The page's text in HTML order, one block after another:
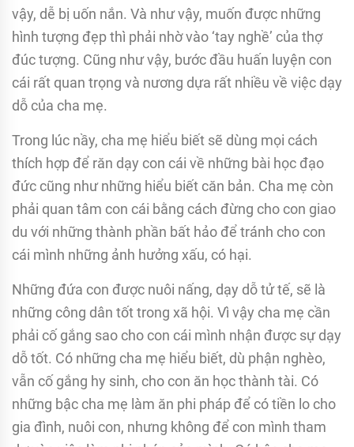
vậy, dễ bị uốn nắn. Và như vậy, muốn được những
hình tượng đẹp thì phải nhờ vào ‘tay nghề’ của thợ
đúc tượng. Cũng như vậy, bước đầu huấn luyện con
cái rất quan trọng và nương dựa rất nhiều về việc dạy
dỗ của cha mẹ.
Trong lúc nầy, cha mẹ hiểu biết sẽ dùng mọi cách
thích hợp để răn dạy con cái về những bài học đạo
đức cũng như những hiểu biết căn bản. Cha mẹ còn
phải quan tâm con cái bằng cách đừng cho con giao
du với những thành phần bất hảo để tránh cho con
cái mình những ảnh hưởng xấu, có hại.
Những đứa con được nuôi nấng, dạy dỗ tử tế, sẽ là
những công dân tốt trong xã hội. Vì vậy cha mẹ cần
phải cố gắng sao cho con cái mình nhận được sự dạy
dỗ tốt. Có những cha mẹ hiểu biết, dù phận nghèo,
vẫn cố gắng hy sinh, cho con ăn học thành tài. Có
những bậc cha mẹ làm ăn phi pháp để có tiền lo cho
gia đình, nuôi con, nhưng không để con mình tham